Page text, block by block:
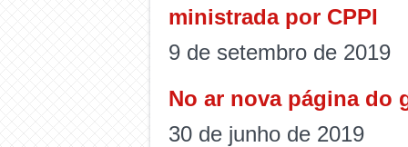
ministrada por CPPI
9 de setembro de 2019
No ar nova página do
30 de junho de 2019